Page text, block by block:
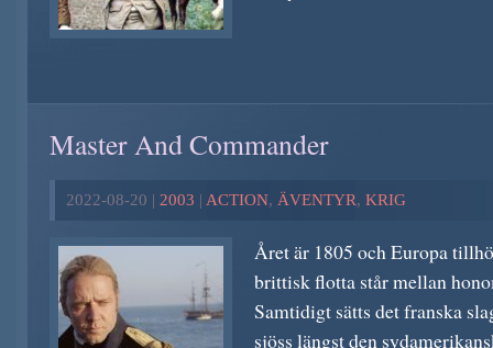
Master And Commander
2022-08-20 | 2003 | ACTION, ÄVENTYR, KRIG
Året är 1805 och Europa
brittisk flotta står mellan
Samtidigt sätts det franska
sjöss längst den